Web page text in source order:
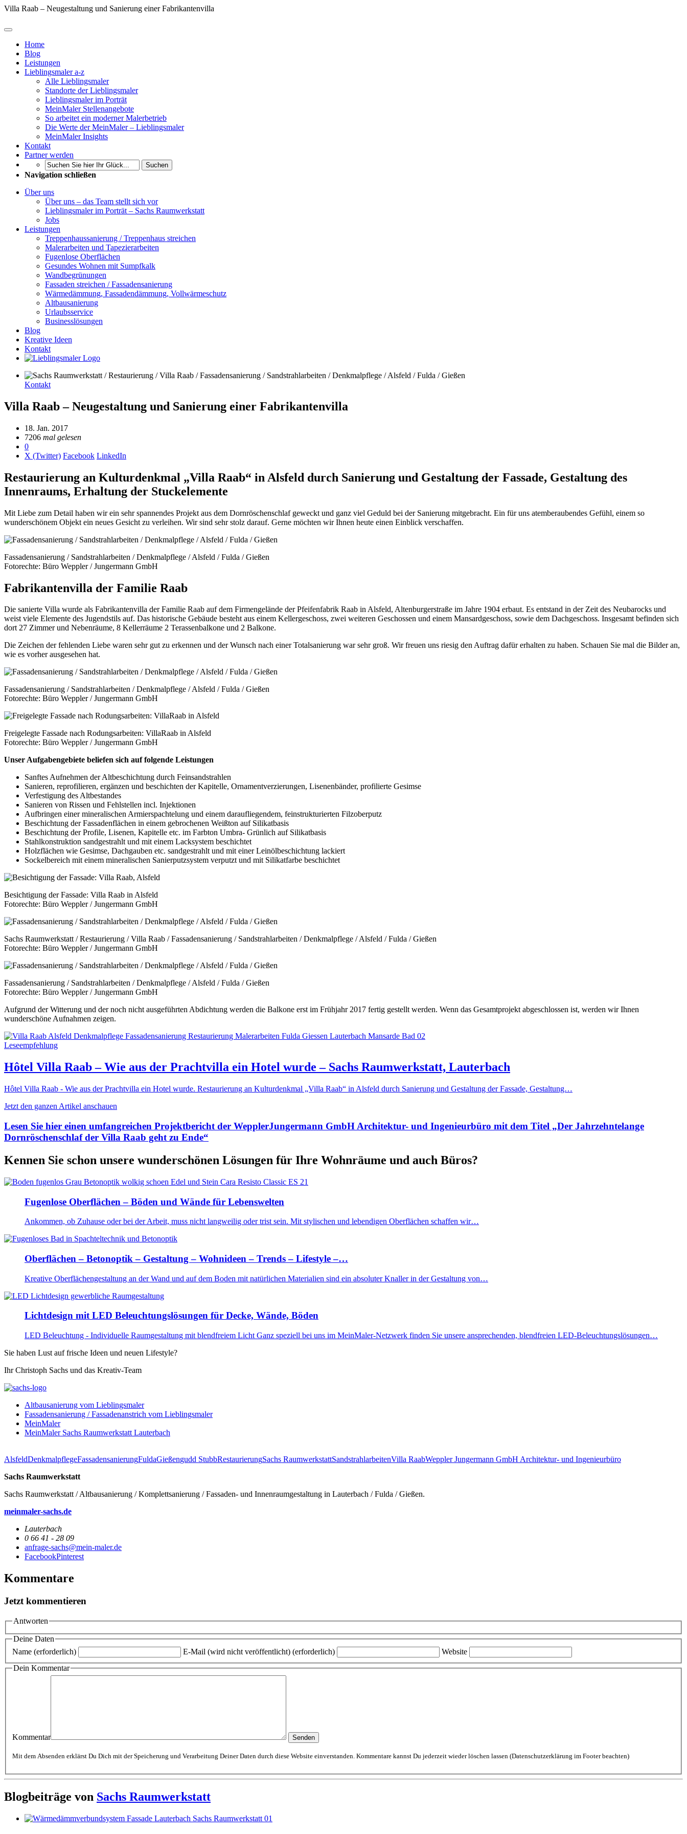
Villa Raab – Neugestaltung und Sanierung einer Fabrikantenvilla
Home
Blog
Leistungen
Lieblingsmaler a-z
Alle Lieblingsmaler
Standorte der Lieblingsmaler
Lieblingsmaler im Porträt
MeinMaler Stellenangebote
So arbeitet ein moderner Malerbetrieb
Die Werte der MeinMaler – Lieblingsmaler
MeinMaler Insights
Kontakt
Partner werden
Suchen
Navigation schließen
Über uns
Über uns – das Team stellt sich vor
Lieblingsmaler im Porträt – Sachs Raumwerkstatt
Jobs
Leistungen
Treppenhaussanierung / Treppenhaus streichen
Malerarbeiten und Tapezierarbeiten
Fugenlose Oberflächen
Gesundes Wohnen mit Sumpfkalk
Wandbegrünungen
Fassaden streichen / Fassadensanierung
Wärmedämmung, Fassadendämmung, Vollwärmeschutz
Altbausanierung
Urlaubsservice
Businesslösungen
Blog
Kreative Ideen
Kontakt
Kontakt
Villa Raab – Neugestaltung und Sanierung einer Fabrikantenvilla
18. Jan. 2017
7206 mal gelesen
0
X (Twitter) Facebook LinkedIn
Restaurierung an Kulturdenkmal „Villa Raab“ in Alsfeld durch Sanierung und Gestaltung der Fassade, Gestaltung des
Innenraums, Erhaltung der Stuckelemente
Mit Liebe zum Detail haben wir ein sehr spannendes Projekt aus dem Dornröschenschlaf geweckt und ganz viel Geduld bei der Sanierung mitgebracht. Ein für uns atemberaubendes Gefühl, einem so
wunderschönem Objekt ein neues Gesicht zu verleihen. Wir sind sehr stolz darauf. Gerne möchten wir Ihnen heute einen Einblick verschaffen.
Fassadensanierung / Sandstrahlarbeiten / Denkmalpflege / Alsfeld / Fulda / Gießen
Fotorechte: Büro Weppler / Jungermann GmbH
Fabrikantenvilla der Familie Raab
Die sanierte Villa wurde als Fabrikantenvilla der Familie Raab auf dem Firmengelände der Pfeifenfabrik Raab in Alsfeld, Altenburgerstraße im Jahre 1904 erbaut. Es entstand in der Zeit des Neubarocks und
weist viele Elemente des Jugendstils auf. Das historische Gebäude besteht aus einem Kellergeschoss, zwei weiteren Geschossen und einem Mansardgeschoss, sowie dem Dachgeschoss. Insgesamt befinden sich
dort 27 Zimmer und Nebenräume, 8 Kellerräume 2 Terassenbalkone und 2 Balkone.
Die Zeichen der fehlenden Liebe waren sehr gut zu erkennen und der Wunsch nach einer Totalsanierung war sehr groß. Wir freuen uns riesig den Auftrag dafür erhalten zu haben. Schauen Sie mal die Bilder an,
wie es vorher ausgesehen hat.
Fassadensanierung / Sandstrahlarbeiten / Denkmalpflege / Alsfeld / Fulda / Gießen
Fotorechte: Büro Weppler / Jungermann GmbH
Freigelegte Fassade nach Rodungsarbeiten: VillaRaab in Alsfeld
Fotorechte: Büro Weppler / Jungermann GmbH
Unser Aufgabengebiete beliefen sich auf folgende Leistungen
Sanftes Aufnehmen der Altbeschichtung durch Feinsandstrahlen
Sanieren, reprofilieren, ergänzen und beschichten der Kapitelle, Ornamentverzierungen, Lisenenbänder, profilierte Gesimse
Verfestigung des Altbestandes
Sanieren von Rissen und Fehlstellen incl. Injektionen
Aufbringen einer mineralischen Armierspachtelung und einem daraufliegendem, feinstrukturierten Filzoberputz
Beschichtung der Fassadenflächen in einem gebrochenen Weißton auf Silikatbasis
Beschichtung der Profile, Lisenen, Kapitelle etc. im Farbton Umbra- Grünlich auf Silikatbasis
Stahlkonstruktion sandgestrahlt und mit einem Lacksystem beschichtet
Holzflächen wie Gesimse, Dachgauben etc. sandgestrahlt und mit einer Leinölbeschichtung lackiert
Sockelbereich mit einem mineralischen Sanierputzsystem verputzt und mit Silikatfarbe beschichtet
Besichtigung der Fassade: Villa Raab in Alsfeld
Fotorechte: Büro Weppler / Jungermann GmbH
Sachs Raumwerkstatt / Restaurierung / Villa Raab / Fassadensanierung / Sandstrahlarbeiten / Denkmalpflege / Alsfeld / Fulda / Gießen
Fotorechte: Büro Weppler / Jungermann GmbH
Fassadensanierung / Sandstrahlarbeiten / Denkmalpflege / Alsfeld / Fulda / Gießen
Fotorechte: Büro Weppler / Jungermann GmbH
Aufgrund der Witterung und der noch nicht ausgeführten Abdichtung werden die Balkone erst im Frühjahr 2017 fertig gestellt werden. Wenn das Gesamtprojekt abgeschlossen ist, werden wir Ihnen
wunderschöne Aufnahmen zeigen.
Leseempfehlung
Hôtel Villa Raab – Wie aus der Prachtvilla ein Hotel wurde – Sachs Raumwerkstatt, Lauterbach
Hôtel Villa Raab - Wie aus der Prachtvilla ein Hotel wurde. Restaurierung an Kulturdenkmal „Villa Raab“ in Alsfeld durch Sanierung und Gestaltung der Fassade, Gestaltung…
Jetzt den ganzen Artikel anschauen
Lesen Sie hier einen umfangreichen Projektbericht der WepplerJungermann GmbH Architektur- und Ingenieurbüro mit dem Titel „Der Jahrzehntelange
Dornröschenschlaf der Villa Raab geht zu Ende“
Kennen Sie schon unsere wunderschönen Lösungen für Ihre Wohnräume und auch Büros?
Fugenlose Oberflächen – Böden und Wände für Lebenswelten
Ankommen, ob Zuhause oder bei der Arbeit, muss nicht langweilig oder trist sein. Mit stylischen und lebendigen Oberflächen schaffen wir…
Oberflächen – Betonoptik – Gestaltung – Wohnideen – Trends – Lifestyle –…
Kreative Oberflächengestaltung an der Wand und auf dem Boden mit natürlichen Materialien sind ein absoluter Knaller in der Gestaltung von…
Lichtdesign mit LED Beleuchtungslösungen für Decke, Wände, Böden
LED Beleuchtung - Individuelle Raumgestaltung mit blendfreiem Licht Ganz speziell bei uns im MeinMaler-Netzwerk finden Sie unsere ansprechenden, blendfreien LED-Beleuchtungslösungen…
Sie haben Lust auf frische Ideen und neuen Lifestyle?
Ihr Christoph Sachs und das Kreativ-Team
Altbausanierung vom Lieblingsmaler
Fassadensanierung / Fassadenanstrich vom Lieblingsmaler
MeinMaler
MeinMaler Sachs Raumwerkstatt Lauterbach
AlsfeldDenkmalpflegeFassadensanierungFuldaGießengudd StubbRestaurierungSachs RaumwerkstattSandstrahlarbeitenVilla RaabWeppler Jungermann GmbH Architektur- und Ingenieurbüro
Sachs Raumwerkstatt
Sachs Raumwerkstatt / Altbausanierung / Komplettsanierung / Fassaden- und Innenraumgestaltung in Lauterbach / Fulda / Gießen.
meinmaler-sachs.de
Lauterbach
0 66 41 - 28 09
anfrage-sachs@mein-maler.de
FacebookPinterest
Kommentare
Jetzt kommentieren
Antworten
Deine Daten
Name (erforderlich)
E-Mail (wird nicht veröffentlicht) (erforderlich)
Website
Dein Kommentar
Kommentar
Mit dem Absenden erklärst Du Dich mit der Speicherung und Verarbeitung Deiner Daten durch diese Website einverstanden. Kommentare kannst Du jederzeit wieder löschen lassen (Datenschutzerklärung im Footer beachten)
Blogbeiträge von Sachs Raumwerkstatt